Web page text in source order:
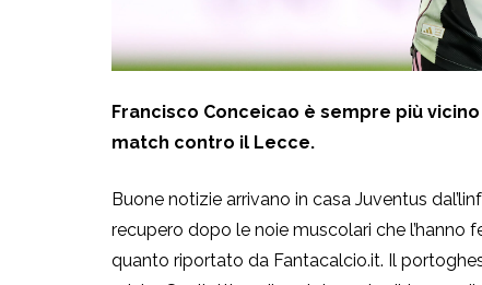
Francisco Conceicao è sempre più
match contro il Lecce.
Buone notizie arrivano in casa Juventus
recupero dopo le noie muscolari che
quanto riportato da Fantacalcio.it. Il